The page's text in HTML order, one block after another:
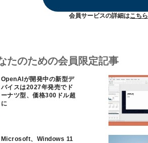
会員サービスの詳細はこちら
たのための会員限定記事
OpenAIが開発中の新型デ
バイスは2027年発売でド
ーナツ型、価格300ドル超
に
Microsoft、Windows 11